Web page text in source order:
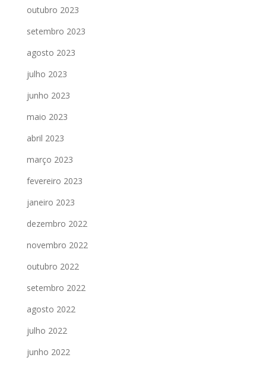
outubro 2023
setembro 2023
agosto 2023
julho 2023
junho 2023
maio 2023
abril 2023
março 2023
fevereiro 2023
janeiro 2023
dezembro 2022
novembro 2022
outubro 2022
setembro 2022
agosto 2022
julho 2022
junho 2022